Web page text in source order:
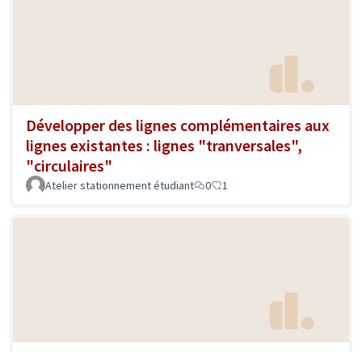
Développer des lignes complémentaires aux
lignes existantes : lignes "tranversales",
"circulaires"
Atelier stationnement étudiant 0 1